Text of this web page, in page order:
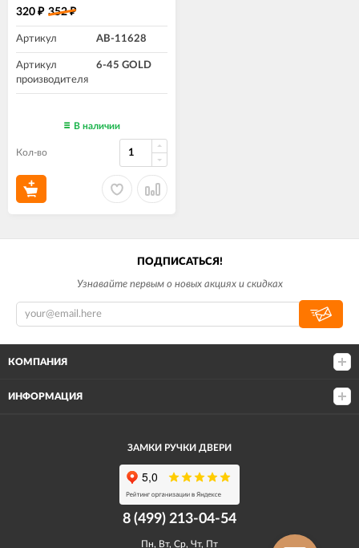
320 ₽ 352₽
Артикул AB-11628
Артикул
производителя
6-45 GOLD
В наличии
Кол-во
ПОДПИСАТЬСЯ!
Узнавайте первым о новых акциях и скидках
КОМПАНИЯ
ИНФОРМАЦИЯ
ЗАМКИ РУЧКИ ДВЕРИ
8 (499) 213-04-54​
Пн, Вт, Ср, Чт, Пт